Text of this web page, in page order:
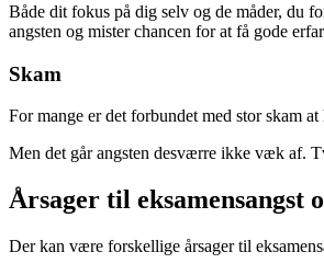
Både dit fokus på dig selv og de måder, du
angsten og mister chancen for at få gode
Skam
For mange er det forbundet med stor skam
Men det går angsten desværre ikke væk af.
Årsager til eksamensangst
Der kan være forskellige årsager til